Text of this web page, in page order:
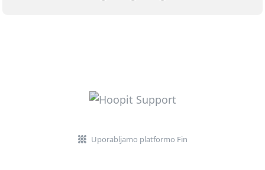
Uporabljamo platformo Fin